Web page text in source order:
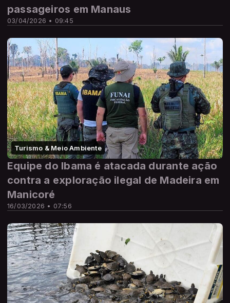
03/04/2026 • 09:45
passageiros em Manaus
Turismo & Meio Ambiente
16/03/2026 • 07:56
Equipe do Ibama é atacada durante ação
contra a exploração ilegal de Madeira em
Manicoré